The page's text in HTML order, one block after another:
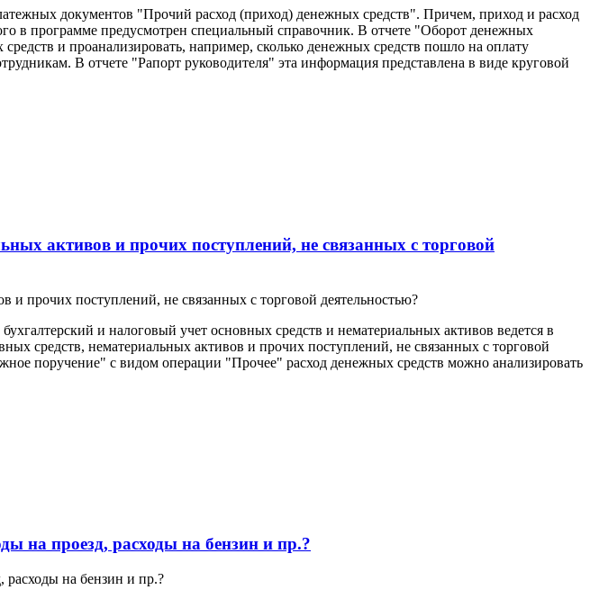
документов "Прочий расход (приход) денежных средств". Причем, приход и расход
в программе предусмотрен специальный справочник. В отчете "Оборот денежных
и проанализировать, например, сколько денежных средств пошло на оплату
В отчете "Рапорт руководителя" эта информация представлена в виде круговой
активов и прочих поступлений, не связанных с торговой
прочих поступлений, не связанных с торговой деятельностью?
и налоговый учет основных средств и нематериальных активов ведется в
средств, нематериальных активов и прочих поступлений, не связанных с торговой
поручение" с видом операции "Прочее" расход денежных средств можно анализировать
на проезд, расходы на бензин и пр.?
на бензин и пр.?